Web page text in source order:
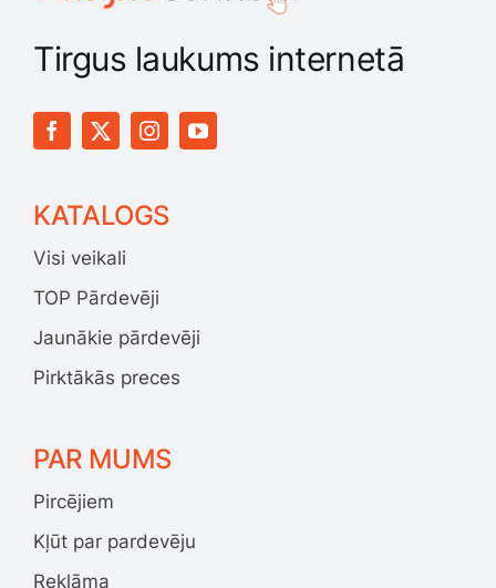
Tirgus laukums internetā
KATALOGS
Visi veikali
TOP Pārdevēji
Jaunākie pārdevēji
Pirktākās preces
PAR MUMS
Pircējiem
Kļūt par pardevēju
Reklāma